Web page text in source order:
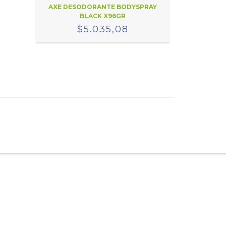
AXE DESODORANTE BODYSPRAY
BLACK X96GR
$5.035,08